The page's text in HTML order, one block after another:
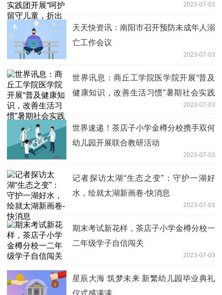
2023-07-03
天天快资讯：南阳市召开预防未成年人溺
亡工作会议
2023-07-03
世界讯息：商丘工学院医学院开展“普及
健康知识，改善生活习惯”暑期社会实践
2023-07-03
世界速递！茶店子小学金樽分校携手双何
幼儿园开展联合教研活动
2023-07-03
记者探访太湖“生态之变”：守护一湖好
水，绘就太湖新画卷-快消息
2023-07-03
期末考试新花样，茶店子小学金樽分校一
二年级学子自信闯关
2023-07-03
星辰大海 筑梦未来 新繁幼儿园毕业典礼
仪式感满满